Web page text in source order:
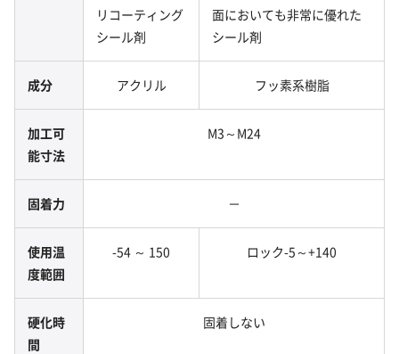
リコーティング
シール剤
面においても非常に優れた
シール剤
成分 アクリル フッ素系樹脂
加工可
能寸法
M3～M24
固着力 －
使用温
度範囲
-54 ～ 150 ロック-5～+140
硬化時
間
固着しない